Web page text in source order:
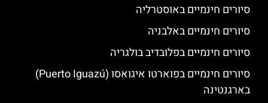
סיורים חינמיים באוסטרליה
סיורים חינמיים באלבניה
סיורים חינמיים בפלובדיב בולגריה
סיורים חינמיים בפוארטו איגואסו (Puerto Iguazú)
בארגנטינה